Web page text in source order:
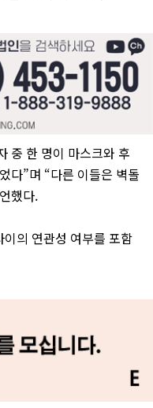
중 한 명이 마스크와 후
다”며 “다른 이들은 벽돌
했다.
의 연관성 여부를 포함